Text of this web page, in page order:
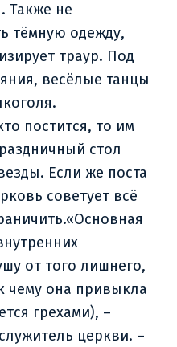
Также не
тёмную одежду,
траур. Под
весёлые танцы
постится, то им
стол
Если же поста
советует всё
от того лишнего,
чему она привыкла
грехами), –
церкви. –